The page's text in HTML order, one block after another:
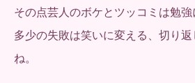
その点芸人のボケとツッコミは勉強
多少の失敗は笑いに変える、切り
ね。